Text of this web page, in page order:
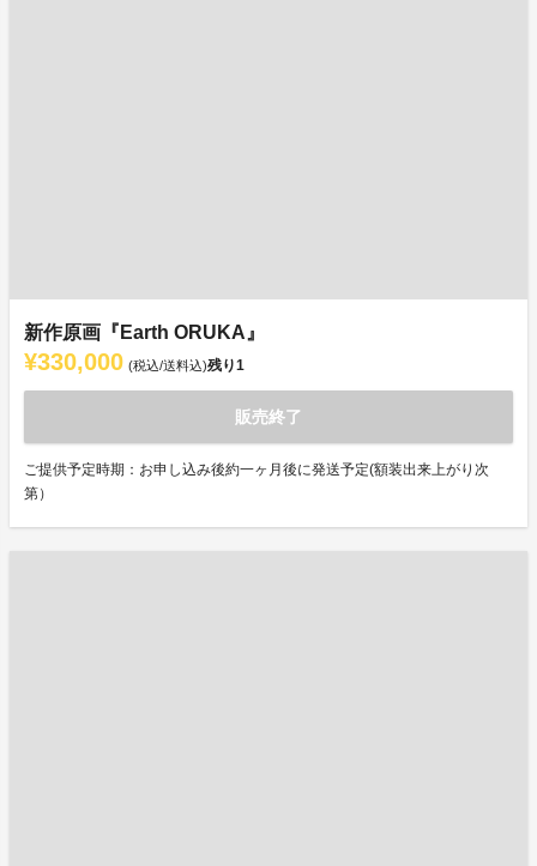
新作原画『Earth ORUKA』
¥330,000 (税込/送料込)残り1
販売終了
ご提供予定時期：お申し込み後約一ヶ月後に発送予定(額装出来上がり次
第）